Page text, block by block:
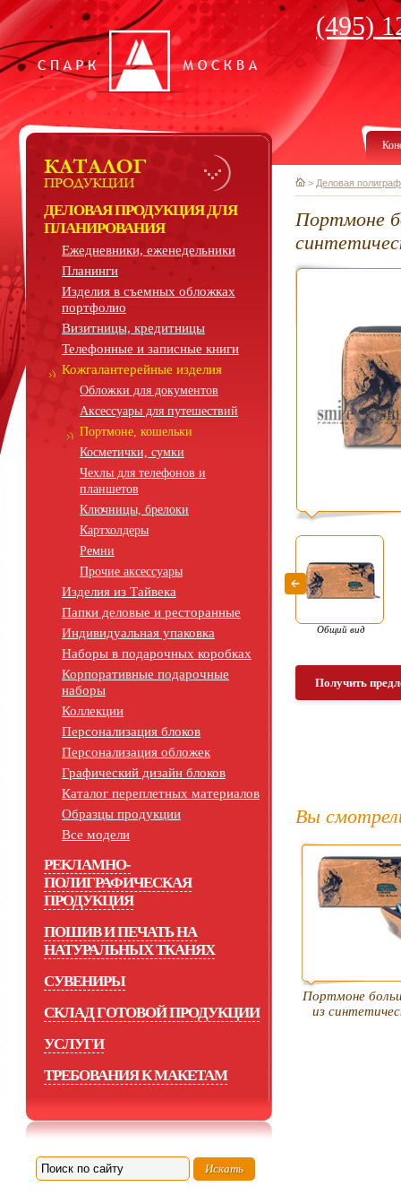
(495)
ДЕЛОВАЯ ПРОДУКЦИЯ ДЛЯ
ПЛАНИРОВАНИЯ
Ежедневники, еженедельники
Планинги
Изделия в съемных обложках
портфолио
Визитницы, кредитницы
Телефонные и записные книги
Кожгалантерейные изделия
Обложки для документов
Аксессуары для путешествий
Портмоне, кошельки
Косметички, сумки
Чехлы для телефонов и
планшетов
Ключницы, брелоки
Картхолдеры
Ремни
Прочие аксессуары
Изделия из Тайвека
Папки деловые и ресторанные
Индивидуальная упаковка
Наборы в подарочных коробках
Корпоративные подарочные
наборы
Коллекции
Персонализация блоков
Персонализация обложек
Графический дизайн блоков
Каталог переплетных материалов
Образцы продукции
Все модели
РЕКЛАМНО-
ПОЛИГРАФИЧЕСКАЯ
ПРОДУКЦИЯ
ПОШИВ И ПЕЧАТЬ НА
НАТУРАЛЬНЫХ ТКАНЯХ
СУВЕНИРЫ
СКЛАД ГОТОВОЙ ПРОДУКЦИИ
УСЛУГИ
ТРЕБОВАНИЯ К МАКЕТАМ
> Деловая
Портмоне
Общий вид
Получить
Вы
Портмоне
из